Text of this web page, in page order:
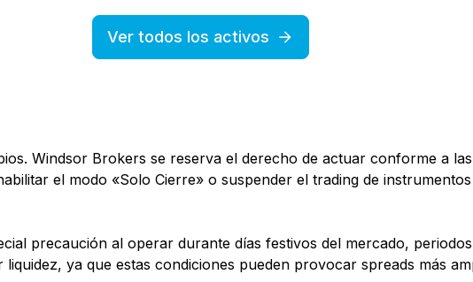
Ver todos los activos
Windsor Brokers se reserva el derecho de actuar conforme a
el modo «Solo Cierre» o suspender el trading de
precaución al operar durante días festivos del mercado,
ya que estas condiciones pueden provocar spreads más